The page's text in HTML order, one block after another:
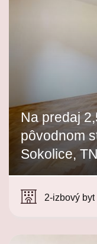
Na predaj
pôvodnom
Sokolice,
2-izbový byt